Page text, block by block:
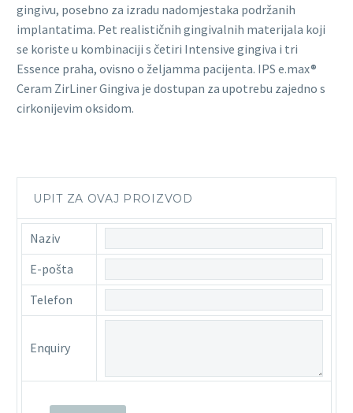
gingivu, posebno za izradu nadomjestaka podržanih
implantatima. Pet realističnih gingivalnih materijala koji
se koriste u kombinaciji s četiri Intensive gingiva i tri
Essence praha, ovisno o željamma pacijenta. IPS e.max®
Ceram ZirLiner Gingiva je dostupan za upotrebu zajedno s
cirkonijevim oksidom.
UPIT ZA OVAJ PROIZVOD
Naziv
E-pošta
Telefon
Enquiry